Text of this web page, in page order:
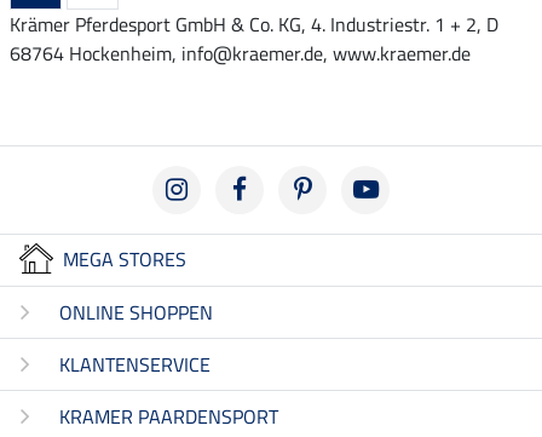
Krämer Pferdesport GmbH & Co. KG, 4. Industriestr. 1 + 2, D
68764 Hockenheim, info@kraemer.de, www.kraemer.de
MEGA STORES
ONLINE SHOPPEN
KLANTENSERVICE
KRAMER PAARDENSPORT